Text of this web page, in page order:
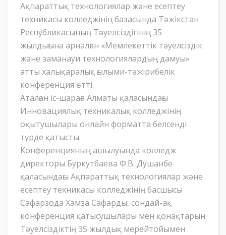
Ақпараттық технологиялар және есептеу
техникасы колледжінің базасында Тәжікстан
Республикасының Тәуелсіздігінің 35
жылдығына арналған «Мемлекеттік тәуелсіздік
және заманауи технологиялардың дамуы»
атты халықаралық ғылыми-тәжірибелік
конференция өтті.
Аталған іс-шараға Алматы қаласындағы
Инновациялық техникалық колледжінің
оқытушылары онлайн форматта белсенді
түрде қатысты.
Конференцияның ашылуында колледж
директоры Буркутбаева Ф.В. Душанбе
қаласындағы Ақпараттық технологиялар және
есептеу техникасы колледжінің басшысы
Сафарзода Хамза Сафарды, сондай-ақ
конференция қатысушылары мен қонақтарын
Тәуелсіздіктің 35 жылдық мерейтойымен